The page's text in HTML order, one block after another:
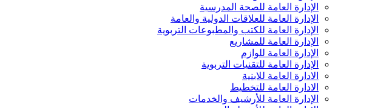
الإدارة العامة للصحة المدرسية
الإدارة العامة للعلاقات الدولية والعامة
الإدارة العامة للكتب والمطبوعات التربوية
الإدارة العامة للمشاريع
الإدارة العامة للوازم
الإدارة العامة للتقنيات التربوية
الادارة العامة للابنية
الادارة العامة للتخطيط
الإدارة العامة للأرشيف والخدمات